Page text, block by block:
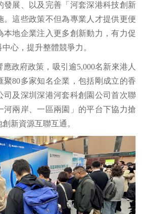
發展、以及完善「河套深港科技創新
。這些政策不但為專業人才提供更便
本地企業注入更多創新動力，有力促
心，提升整體競爭力。
政府政策，吸引逾5,000名新來港人
聚80多家知名企業，包括剛成立的香
司及深圳深港河套科創園公司首次聯
河兩岸、一區兩園」的平台下協力搶
新資源互聯互通。